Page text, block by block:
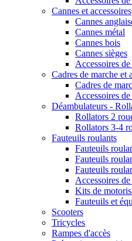
Cannes et accessoires
Cannes
Cannes métal
Cannes bois
Cannes sièges
Accessoires de
Cadres de marche et
Cadres de
Accessoires
Déambulateurs -
Rollators 2
Rollators 3-4
Fauteuils roulants
Fauteuils
Fauteuils
Fauteuils
Accessoires
Kits de
Fauteuils et
Scooters
Tricycles
Rampes d'accès